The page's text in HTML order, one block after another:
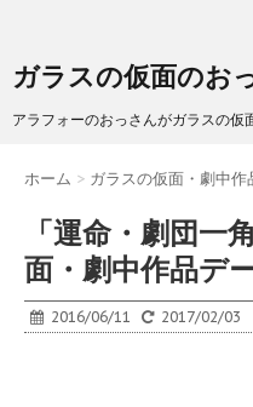
ガラスの仮面のお
アラフォーのおっさんがガラスの仮
ホーム > ガラスの仮面・劇中作
「運命・劇団一
面・劇中作品デ
2016/06/11 2017/02/03